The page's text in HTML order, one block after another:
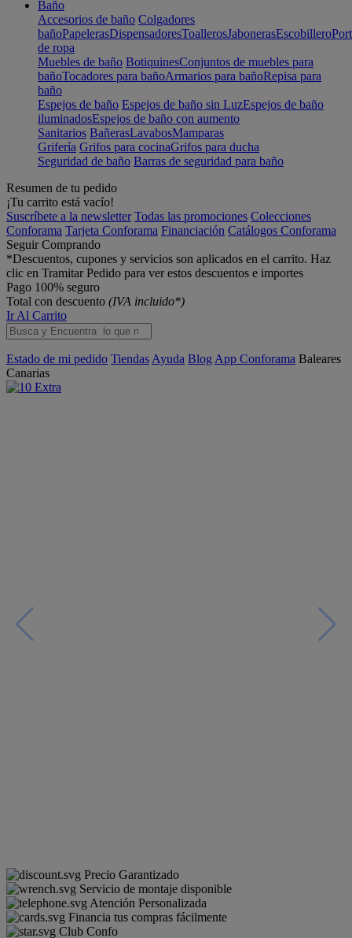
Baño
Accesorios de baño Colgadores
bañoPapelerasDispensadoresToallerosJabonerasEscobillero
de ropa
Muebles de baño BotiquinesConjuntos de muebles para
bañoTocadores para bañoArmarios para bañoRepisa para
baño
Espejos de baño Espejos de baño sin LuzEspejos de baño
iluminadosEspejos de baño con aumento
Sanitarios BañerasLavabosMamparas
Grifería Grifos para cocinaGrifos para ducha
Seguridad de baño Barras de seguridad para baño
Resumen de tu pedido
¡Tu carrito está vacío!
Suscríbete a la newsletter Todas las promociones Colecciones
Conforama Tarjeta Conforama Financiación Catálogos Conforama
Seguir Comprando
*Descuentos, cupones y servicios son aplicados en el carrito. Haz
clic en Tramitar Pedido para ver estos descuentos e importes
Pago 100% seguro
Total con descuento (IVA incluido*)
Ir Al Carrito
Estado de mi pedido Tiendas Ayuda Blog App Conforama Baleares
Canarias
Precio Garantizado
Servicio de montaje disponible
Atención Personalizada
Financia tus compras fácilmente
Club Confo